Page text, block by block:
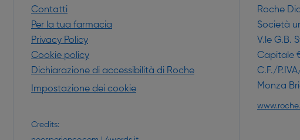
finestra)
Contatti
Per la tua farmacia
Privacy Policy
Cookie policy
Dichiarazione di accessibilità di Roche
Impostazione dei cookie
Credits:
Roche
Società
V.le G.B.
Capitale
C.F./
Monza